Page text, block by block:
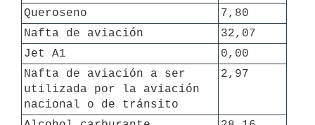
Queroseno
7,80
Nafta de aviación
32,07
Jet A1
0,00
Nafta de aviación a ser
utilizada por la aviación
nacional o de tránsito
2,97